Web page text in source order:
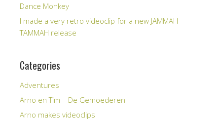
Dance Monkey
I made a very retro videoclip for a new JAMMAH
TAMMAH release
Categories
Adventures
Arno en Tim – De Gemoederen
Arno makes videoclips